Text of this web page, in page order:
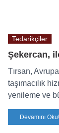
Tedarikçiler
Şekercan,
Tırsan,
taşımacılık
yenileme ve
Devamını Oku!